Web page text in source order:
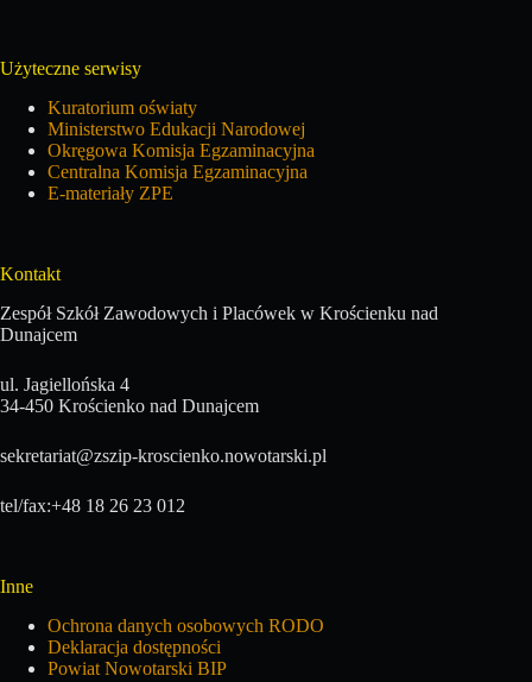
Użyteczne serwisy
Kuratorium oświaty
Ministerstwo Edukacji Narodowej
Okręgowa Komisja Egzaminacyjna
Centralna Komisja Egzaminacyjna
E-materiały ZPE
Kontakt
Zespół Szkół Zawodowych i Placówek w Krościenku nad
Dunajcem
ul. Jagiellońska 4
34-450 Krościenko nad Dunajcem
sekretariat@zszip-kroscienko.nowotarski.pl
tel/fax:+48 18 26 23 012
Inne
Ochrona danych osobowych RODO
Deklaracja dostępności
Powiat Nowotarski BIP